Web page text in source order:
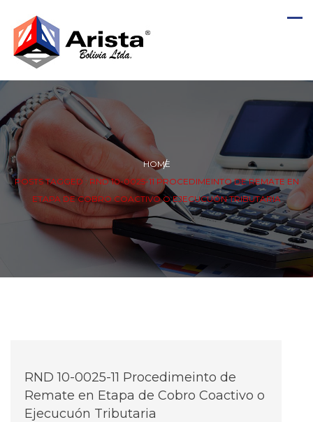
HOME
POSTS TAGGED : RND 10-0025-11 PROCEDIMEINTO DE REMATE EN
ETAPA DE COBRO COACTIVO O EJECUCUÓN TRIBUTARIA
RND 10-0025-11 Procedimeinto de
Remate en Etapa de Cobro Coactivo o
Ejecucuón Tributaria